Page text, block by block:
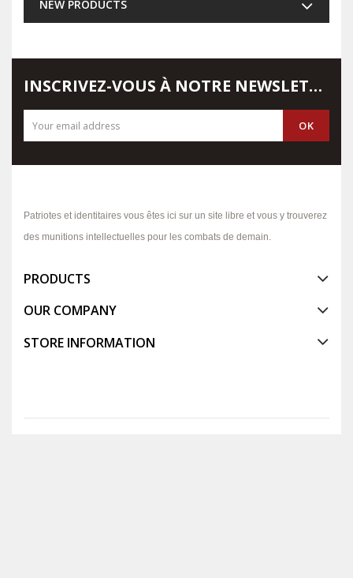
NEW PRODUCTS
INSCRIVEZ-VOUS À NOTRE NEWSLETTER
Patriotes et identitaires vous êtes ici sur un site libre et vous y trouverez
des munitions intellectuelles pour les combats de demain.
PRODUCTS
OUR COMPANY
STORE INFORMATION